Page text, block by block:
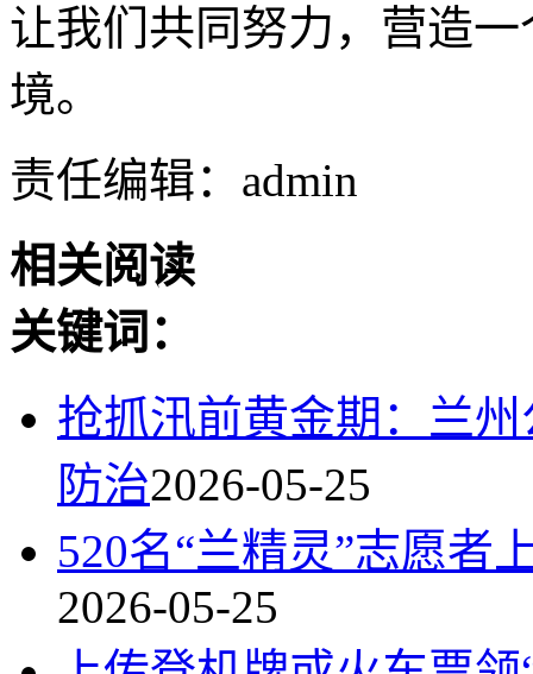
让我们共同努力，营造
境。
责任编辑：admin
相关阅读
关键词：
抢抓汛前黄金期：兰
防治2026-05-25
520名“兰精灵”志愿者
2026-05-25